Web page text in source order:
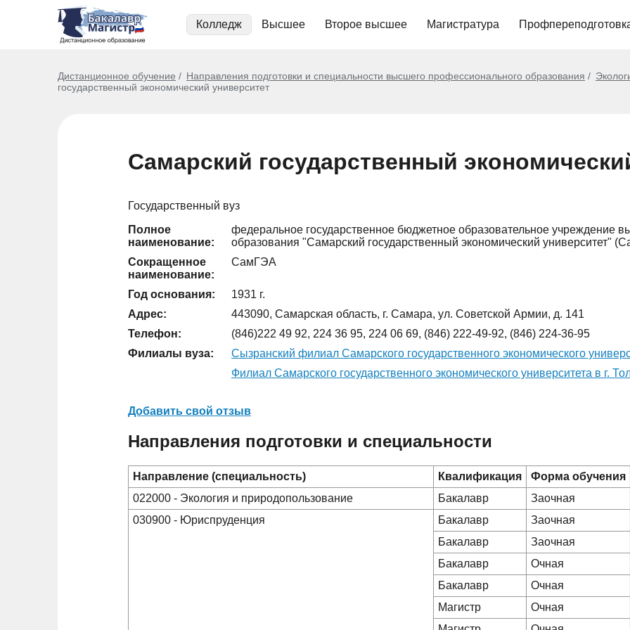
Колледж Высшее Второе высшее Магистратура
Дистанционное обучение Направления подготовки и специальности высшего профессионального образования
государственный экономический университет
Самарский государственный
Государственный вуз
Полное
наименование:
федеральное государственное бюджетное образовательное учреждение
образования "Самарский государственный экономический университет"
Сокращенное
наименование:
СамГЭА
Год основания:
1931 г.
Адрес:
443090, Самарская область, г. Самара, ул. Советской Армии, д. 141
Телефон:
(846)222 49 92, 224 36 95, 224 06 69, (846) 222-49-92, (846) 224-36-95
Филиалы вуза:
Сызранский филиал Самарского государственного экономического
Филиал Самарского государственного экономического университета в г.
Добавить свой отзыв
Направления подготовки и специальности
Направление (специальность) Квалификация
Форма обучения
022000 - Экология и природопользование
Бакалавр
Заочная
030900 - Юриспруденция
Бакалавр
Заочная
Бакалавр
Заочная
Бакалавр
Очная
Бакалавр
Очная
Магистр
Очная